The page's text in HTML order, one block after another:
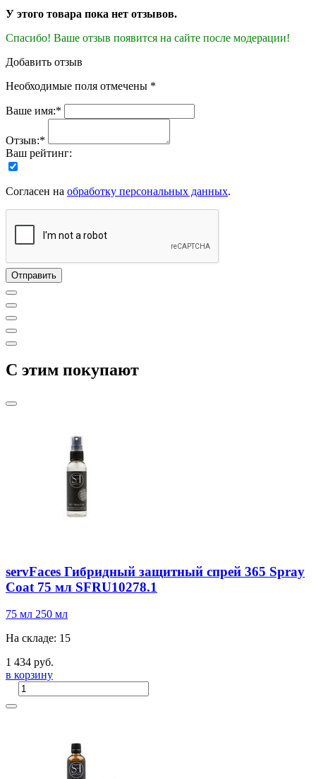
У этого товара пока нет отзывов.
Спасибо! Ваше отзыв появится на сайте после модерации!
Добавить отзыв
Необходимые поля отмечены *
Ваше имя:*
Отзыв:*
Ваш рейтинг:
Согласен на обработку персональных данных.
C этим покупают
servFaces Гибридный защитный спрей 365 Spray
Coat 75 мл SFRU10278.1
75 мл 250 мл
На складе: 15
1 434 руб.
в корзину